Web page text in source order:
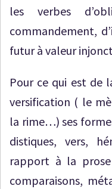
les verbes
commandement,
futur à valeur
Pour ce qui est de
versification ( le
la rime…) ses
distiques, vers,
rapport à la prose
comparaisons,